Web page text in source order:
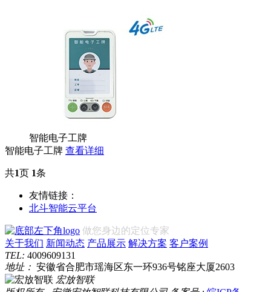
智能电子工牌
智能电子工牌 查看详细
共1页 1条
友情链接：
北斗智能云平台
做您身边的定位专家
关于我们 新闻动态 产品展示 解决方案 客户案例
TEL: 4009609131
地址： 安徽省合肥市瑶海区东一环936号铭座大厦2603
宏放智联